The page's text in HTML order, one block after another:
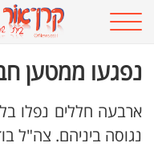
נפגעו ממטען
נגוסה ביניהם. צה"ל